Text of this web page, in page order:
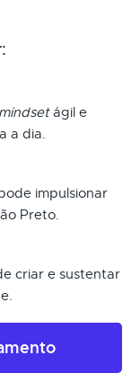
mindsetágil e
a dia.
impulsionar
Preto.
criar e sustentar